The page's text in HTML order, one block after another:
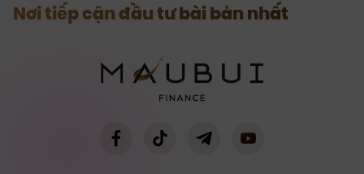
Nơi tiếp cận đầu tư bài bản nhất